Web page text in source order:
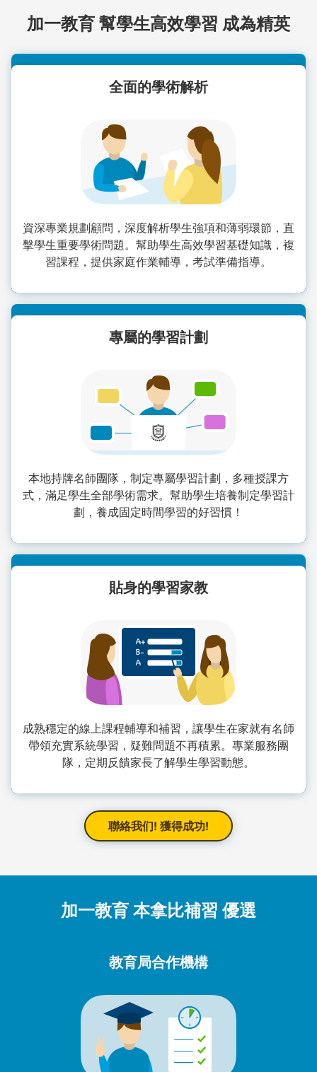
加一教育 幫學生高效學習 成為精英
全面的學術解析
資深專業規劃顧問，深度解析學生強項和薄弱環節，直
擊學生重要學術問題。幫助學生高效學習基礎知識，複
習課程，提供家庭作業輔導，考試準備指導。
專屬的學習計劃
本地持牌名師團隊，制定專屬學習計劃，多種授課方
式，滿足學生全部學術需求。幫助學生培養制定學習計
劃，養成固定時間學習的好習慣！
貼身的學習家教
成熟穩定的線上課程輔導和補習，讓學生在家就有名師
帶領充實系統學習，疑難問題不再積累。專業服務團
隊，定期反饋家長了解學生學習動態。
聯絡我们! 獲得成功!
加一教育 本拿比補習 優選
教育局合作機構